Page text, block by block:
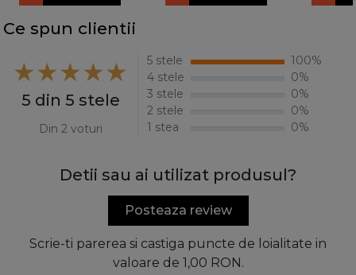
Ce spun clientii
5 din 5 stele
Din 2 voturi
5 stele
100%
4 stele
0%
3 stele
0%
2 stele
0%
1 stea
0%
Detii sau ai utilizat produsul?
Posteaza review
Scrie-ti parerea si castiga puncte de loialitate in
valoare de 1,00 RON.